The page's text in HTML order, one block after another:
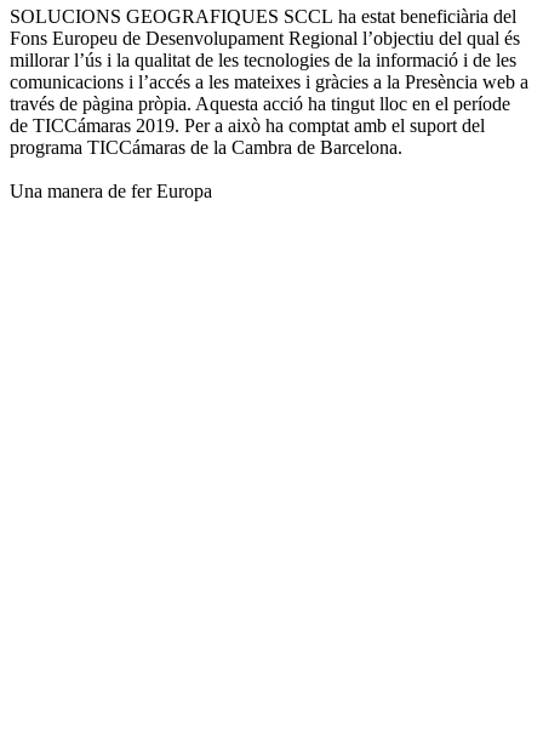
SOLUCIONS GEOGRAFIQUES SCCL ha estat beneficiària del
Fons Europeu de Desenvolupament Regional l’objectiu del qual és
millorar l’ús i la qualitat de les tecnologies de la informació i de les
comunicacions i l’accés a les mateixes i gràcies a la Presència web a
través de pàgina pròpia. Aquesta acció ha tingut lloc en el període
de TICCámaras 2019. Per a això ha comptat amb el suport del
programa TICCámaras de la Cambra de Barcelona.
Una manera de fer Europa